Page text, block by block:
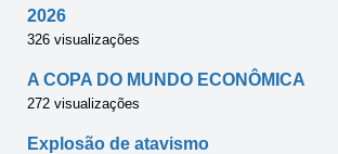
2026
326 visualizações
A COPA DO MUNDO ECONÔMICA
272 visualizações
Explosão de atavismo